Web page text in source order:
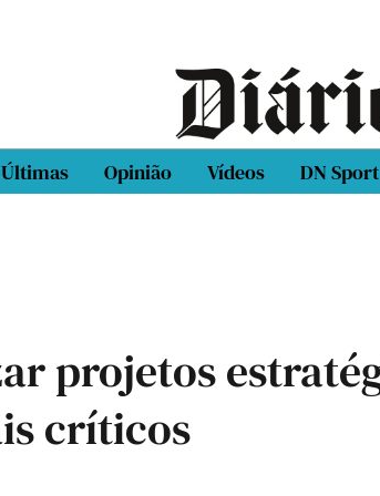
Últimas Opinião Vídeos DN Sport
projetos
críticos